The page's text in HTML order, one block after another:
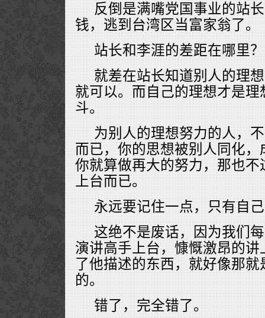
反倒是满嘴党国事业的站
钱，逃到台湾区当富家翁了。
站长和李涯的差距在哪里？
就差在站长知道别人的理
就可以。而自己的理想才是
斗。
为别人的理想努力的人，
而已，你的思想被别人同化
你就算做再大的努力，那也
上台而已。
永远要记住一点，只有自
这绝不是废话，因为我们
演讲高手上台，慷慨激昂的
了他描述的东西，就好像那
的。
错了，完全错了。